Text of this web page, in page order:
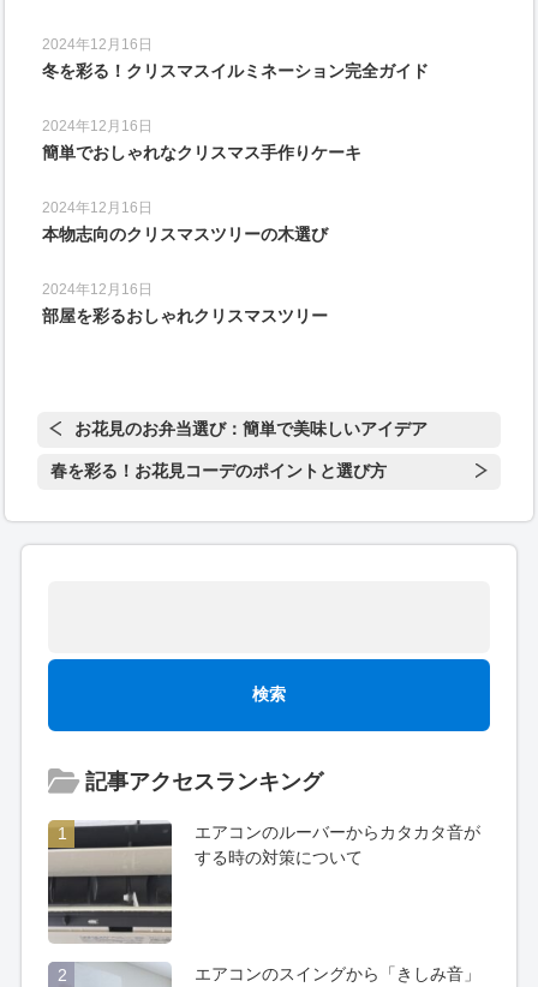
2024年12月16日
冬を彩る！クリスマスイルミネーション完全ガイド
2024年12月16日
簡単でおしゃれなクリスマス手作りケーキ
2024年12月16日
本物志向のクリスマスツリーの木選び
2024年12月16日
部屋を彩るおしゃれクリスマスツリー
お花見のお弁当選び：簡単で美味しいアイデア
春を彩る！お花見コーデのポイントと選び方
記事アクセスランキング
1
エアコンのルーバーからカタカタ音が
する時の対策について
2
エアコンのスイングから「きしみ音」